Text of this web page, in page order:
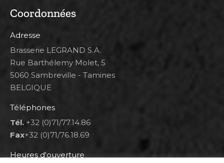
Coordonnées
Adresse
Brasserie LEGRAND S.A.
Rue Barthélemy Molet, 5
5060 Sambreville - Tamines
BELGIQUE
Téléphones
Tél. +32 (0)71/77.14.86
Fax+32 (0)71/76.18.69
Heures d'ouverture